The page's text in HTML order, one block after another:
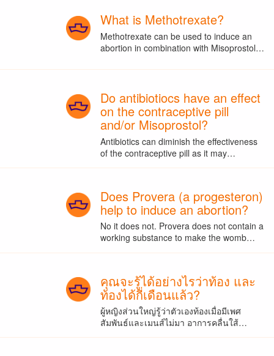
What is Methotrexate?
Methotrexate can be used to induce an
abortion in combination with Misoprostol…
Do antibiotiocs have an effect
on the contraceptive pill
and/or Misoprostol?
Antibiotics can diminish the effectiveness
of the contraceptive pill as it may…
Does Provera (a progesteron)
help to induce an abortion?
No it does not. Provera does not contain a
working substance to make the womb…
คุณจะรู้ได้อย่างไรว่าท้อง และ
ท้องได้กี่เดือนแล้ว?
ผู้หญิงส่วนใหญ่รู้ว่าตัวเองท้องเมื่อมีเพศ
สัมพันธ์และเมนส์ไม่มา อาการคลื่นใส้…